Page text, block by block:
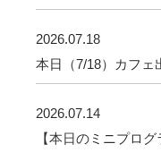
2026.07.18
本日（7/18）カフェ
2026.07.14
【本日のミニプロ